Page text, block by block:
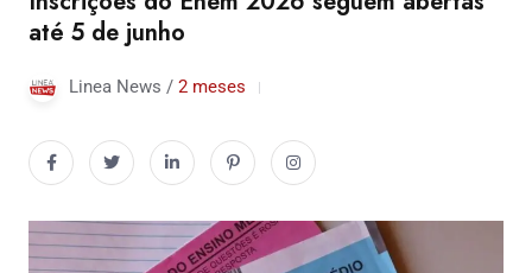
até 5 de junho
Linea News / 2 meses